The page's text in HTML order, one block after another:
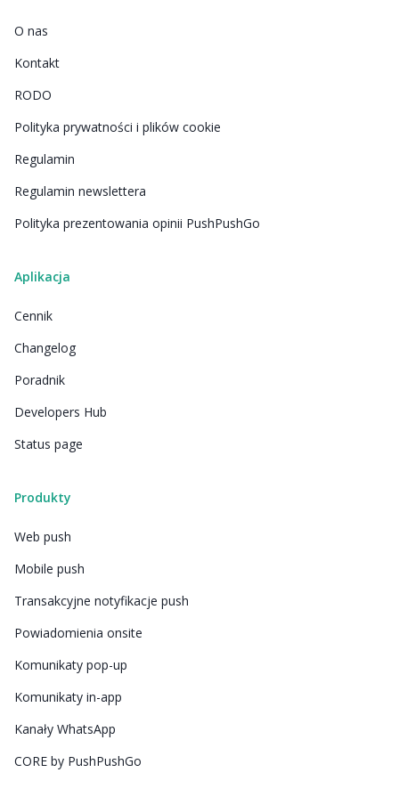
O nas
Kontakt
RODO
Polityka prywatności i plików cookie
Regulamin
Regulamin newslettera
Polityka prezentowania opinii PushPushGo
Aplikacja
Cennik
Changelog
Poradnik
Developers Hub
Status page
Produkty
Web push
Mobile push
Transakcyjne notyfikacje push
Powiadomienia onsite
Komunikaty pop-up
Komunikaty in-app
Kanały WhatsApp
CORE by PushPushGo